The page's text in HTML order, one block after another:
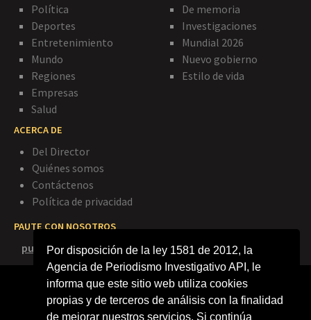
Por disposición de la ley 1581 de 2012, la
Agencia de Periodismo Investigativo API, le
informa que este sitio web utiliza cookies
propias y de terceros de análisis con la finalidad
de mejorar nuestros servicios. Si continúa
Política
Deportes
Entretenimiento
Mundo
Regiones
Empresas
Salud
De memoria
Investigaciones
Mundial 2026
Nuevo gobierno
Estilo de vida
ACERCA DE
Del Director
Quiénes somos
Contáctenos
Política de privacidad
PAUTE CON NOSOTROS
publicidad@agenciapi.co